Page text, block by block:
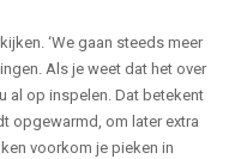
‘We gaan steeds meer
Als je weet dat het over
al op inspelen.Dat betekent
opgewarmd, om later extra
voorkom je pieken in